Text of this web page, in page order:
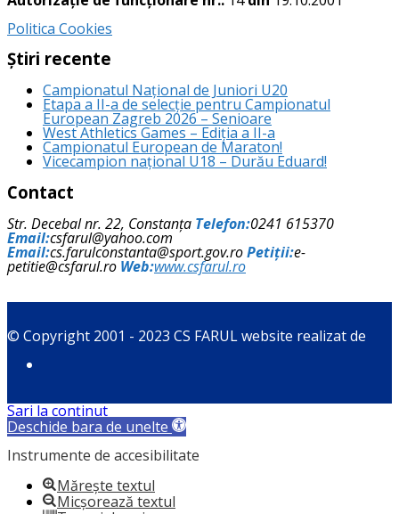
Politica Cookies
Știri recente
Campionatul Național de Juniori U20
Etapa a II-a de selecție pentru Campionatul
European Zagreb 2026 – Senioare
West Athletics Games – Ediția a II-a
Campionatul European de Maraton!
Vicecampion național U18 – Durău Eduard!
Contact
Str. Decebal nr. 22, Constanța Telefon:0241 615370
Email:csfarul@yahoo.com
Email:cs.farulconstanta@sport.gov.roPetiții:e-
petitie@csfarul.ro Web:www.csfarul.ro
© Copyright 2001 - 2023 CS FARUL website realizat de
Sari la conținut
Deschide bara de unelte
Instrumente de accesibilitate
Mărește textul
Micșorează textul